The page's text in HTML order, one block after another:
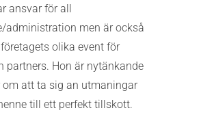
ansvar för all
administration men är också
olika event för
partners. Hon är nytänkande
om att ta sig an utmaningar
till ett perfekt tillskott.